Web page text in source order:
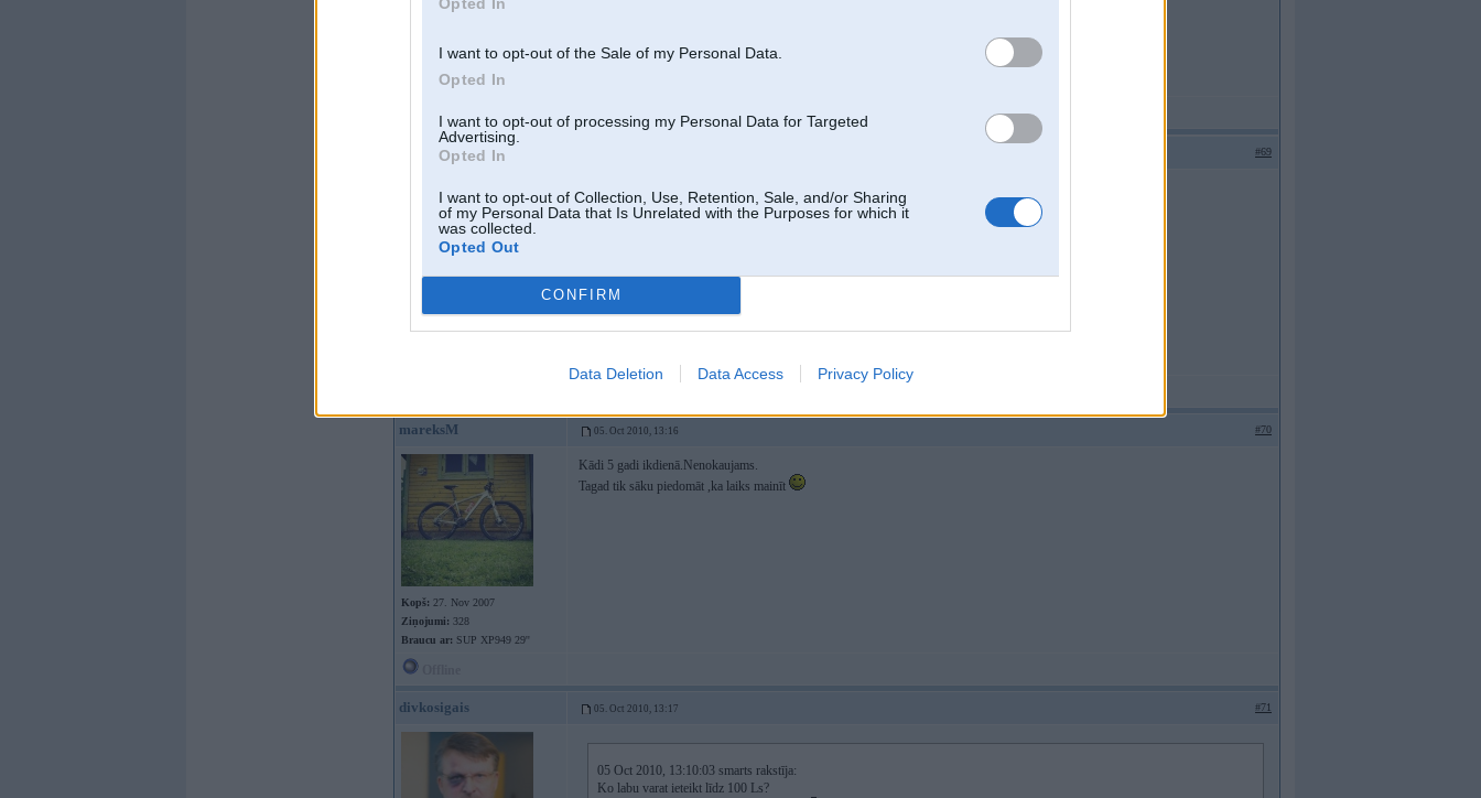
I want to opt-out of the Sale of my Personal Data.
Opted In
I want to opt-out of processing my Personal Data for Targeted
Advertising.
Opted In
I want to opt-out of Collection, Use, Retention, Sale, and/or Sharing
of my Personal Data that Is Unrelated with the Purposes for which it
was collected.
Opted Out
CONFIRM
Data Deletion Data Access Privacy Policy
Rīga
Braucu ar: 0,6turbo un kūtiņu
Offline
EmWe #69
WELDER
un šitā repliku nēsāju
mareksM 05. Oct 2010, 13:16 #70
Kopš: 27. Nov 2007
Ziņojumi: 328
Braucu ar: SUP XP949 29''
Kādi 5 gadi ikdienā.Nenokaujams.
Tagad tik sāku piedomāt ,ka laiks mainīt
divkosigais 05. Oct 2010, 13:17 #71
05 Oct 2010, 13:10:03 smarts rakstīja:
Ko labu varat ieteikt līdz 100 Ls?